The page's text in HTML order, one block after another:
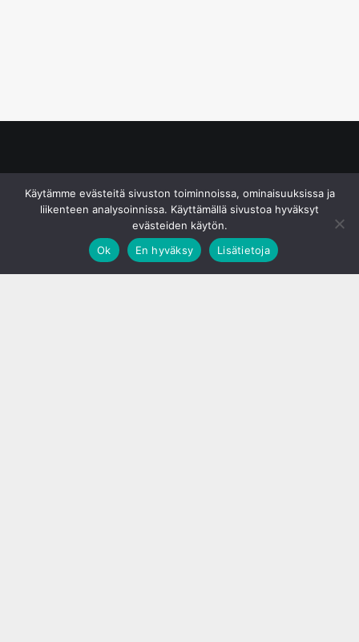
Käytämme evästeitä sivuston toiminnoissa, ominaisuuksissa ja
liikenteen analysoinnissa. Käyttämällä sivustoa hyväksyt
evästeiden käytön.
Ok
En hyväksy Lisätietoja